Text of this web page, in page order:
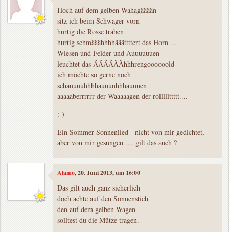
Hoch auf dem gelben Wahagääään
sitz ich beim Schwager vorn
hurtig die Rosse traben
hurtig schmääähhhhääättttert das Horn ...
Wiesen und Felder und Auuuuuuen
leuchtet das ÄÄÄÄÄÄhhhrengoooooold
ich möchte so gerne noch
schauuuuhhhhauuuuhhhauuuen
aaaaaberrrrrr der Waaaaagen der rolllllttttt....
:-)
Ein Sommer-Sonnenlied - nicht von mir gedichtet,
aber von mir gesungen .... gilt das auch ?
Alamo, 20. Juni 2013, um 16:00
Das gilt auch ganz sicherlich
doch achte auf den Sonnenstich
den auf dem gelben Wagen
solltest du die Mütze tragen.